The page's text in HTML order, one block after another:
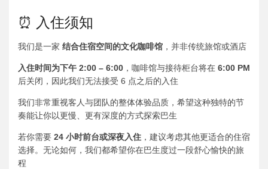
⏰ 入住须知
我们是一家 结合住宿空间的文化咖啡馆 ，并非传统旅馆或酒店
入住时间为下午 2:00 – 6:00 ，咖啡馆与接待柜台将在 6:00 PM
后关闭，因此我们无法接受 6 点之后的入住
我们非常重视客人与团队的整体体验品质，希望这种独特的节
奏能让你以更慢、更有深度的方式探索巴生
若你需要 24 小时前台或深夜入住 ，建议考虑其他更适合的住宿
选择。无论如何，我们都希望你在巴生度过一段舒心愉快的旅
程